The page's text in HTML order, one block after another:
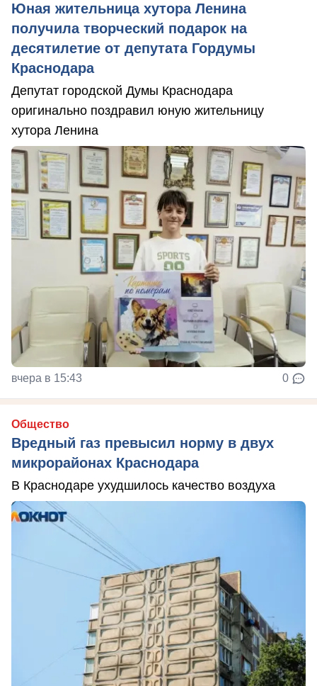
Юная жительница хутора Ленина
получила творческий подарок на
десятилетие от депутата Гордумы
Краснодара
Депутат городской Думы Краснодара
оригинально поздравил юную жительницу
хутора Ленина
вчера в 15:43 0
Общество
Вредный газ превысил норму в двух
микрорайонах Краснодара
В Краснодаре ухудшилось качество воздуха